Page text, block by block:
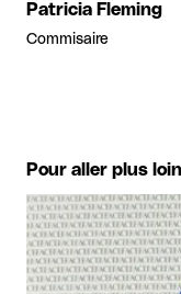
Patricia Fleming
Commisaire
Pour aller plus loin